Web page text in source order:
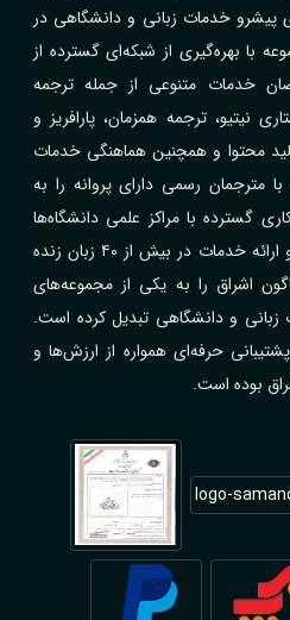
پیشرو خدمات زبانی و دانشگاهی در
با بهره‌گیری از شبکه‌ای گسترده از
خدمات متنوعی از جمله ترجمه
نیتیو، ترجمه همزمان، پارافریز و
محتوا و همچنین هماهنگی خدمات
مترجمان رسمی دارای پروانه را به
گسترده با مراکز علمی دانشگاه‌ها
شرکت‌ها و سازمان‌های مختلف و ارائه خدمات در بیش از ۴۰ زبان زنده
اشراق را به یکی از مجموعه‌های
و دانشگاهی تبدیل کرده است.
حرفه‌ای همواره از ارزش‌ها و
بوده است.